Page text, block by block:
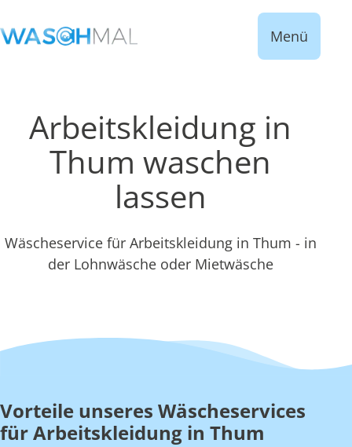
Menü
Arbeitskleidung in
Thum waschen
lassen
Wäscheservice für Arbeitskleidung in Thum - in
der Lohnwäsche oder Mietwäsche
Vorteile unseres Wäscheservices
für Arbeitskleidung in Thum